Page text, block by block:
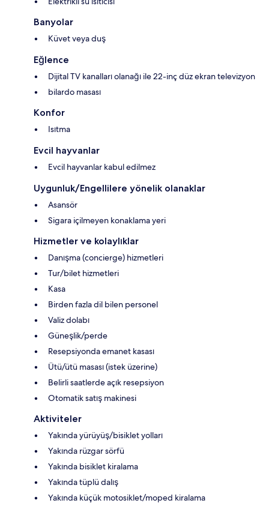
Banyolar
Küvet veya duş
Eğlence
Dijital TV kanalları olanağı ile 22-inç düz ekran televizyon
bilardo masası
Konfor
Isıtma
Evcil hayvanlar
Evcil hayvanlar kabul edilmez
Uygunluk/Engellilere yönelik olanaklar
Asansör
Sigara içilmeyen konaklama yeri
Hizmetler ve kolaylıklar
Danışma (concierge) hizmetleri
Tur/bilet hizmetleri
Kasa
Birden fazla dil bilen personel
Valiz dolabı
Güneşlik/perde
Resepsiyonda emanet kasası
Ütü/ütü masası (istek üzerine)
Belirli saatlerde açık resepsiyon
Otomatik satış makinesi
Aktiviteler
Yakında yürüyüş/bisiklet yolları
Yakında rüzgar sörfü
Yakında bisiklet kiralama
Yakında tüplü dalış
Yakında küçük motosiklet/moped kiralama